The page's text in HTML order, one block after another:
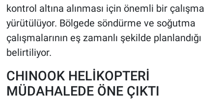
kontrol altına alınması için önemli bir çalışma
yürütülüyor. Bölgede söndürme ve soğutma
çalışmalarının eş zamanlı şekilde planlandığı
belirtiliyor.
CHINOOK HELİKOPTERİ
MÜDAHALEDE ÖNE ÇIKTI